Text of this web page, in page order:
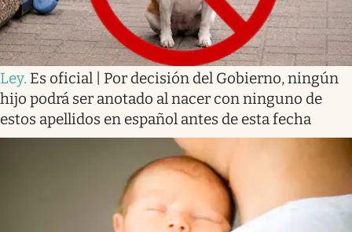
Ley. Es oficial | Por decisión del Gobierno, ningún
hijo podrá ser anotado al nacer con ninguno de
estos apellidos en español antes de esta fecha